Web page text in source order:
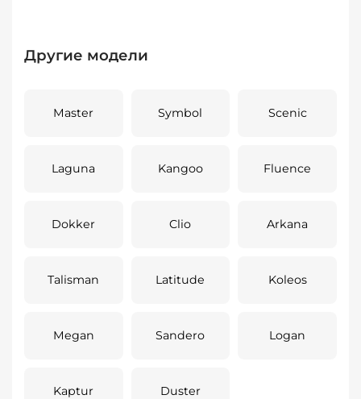
Другие модели
Master Symbol Scenic
Laguna Kangoo Fluence
Dokker Clio Arkana
Talisman Latitude Koleos
Megan Sandero Logan
Kaptur Duster